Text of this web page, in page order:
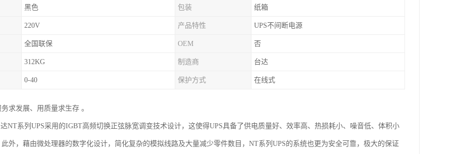
黑色 包装 纸箱
220V 产品特性 UPS不间断电源
全国联保 OEM 否
312KG 制造商 台达
0-40 保护方式 在线式
求发展、用质量求生存 。
NT系列UPS采用的IGBT高频切换正弦脉宽调变技术设计，这使得UPS具备了供电质量好、效率高、热损耗小、噪音低、体积小
外，藉由微处理器的数字化设计，简化复杂的模拟线路及大量减少零件数目，NT系列UPS的系统也更为安全可靠，极大的保证